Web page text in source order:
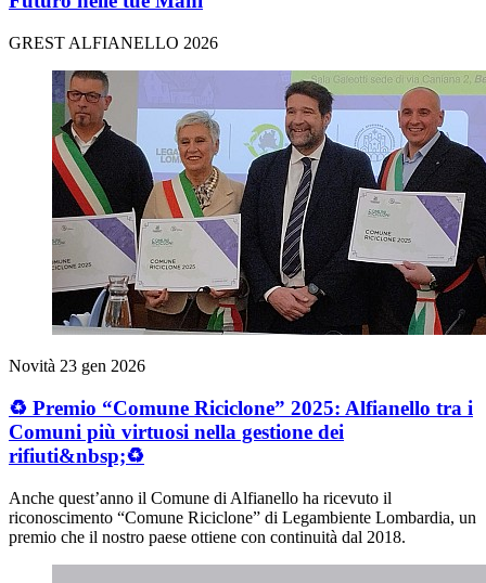
GREST ALFIANELLO 2026
Novità 23 gen 2026
♻️ Premio “Comune Riciclone” 2025: Alfianello tra i
Comuni più virtuosi nella gestione dei
rifiuti&nbsp;♻️
Anche quest’anno il Comune di Alfianello ha ricevuto il
riconoscimento “Comune Riciclone” di Legambiente Lombardia, un
premio che il nostro paese ottiene con continuità dal 2018.